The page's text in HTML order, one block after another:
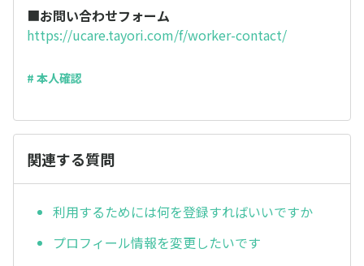
■お問い合わせフォーム
https://ucare.tayori.com/f/worker-contact/
# 本人確認
関連する質問
利用するためには何を登録すればいいですか
プロフィール情報を変更したいです